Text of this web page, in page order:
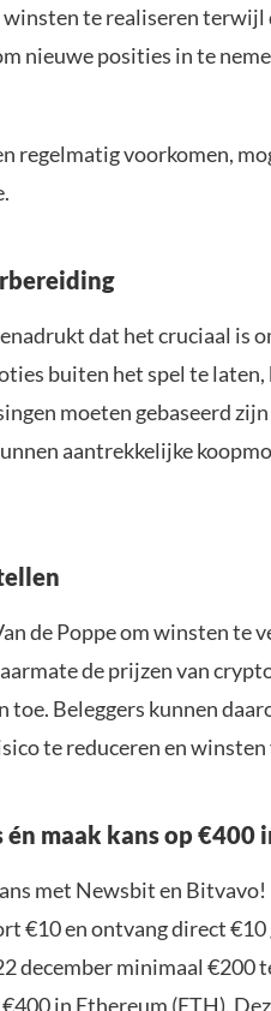
winsten te realiseren terwijl
nieuwe posities in te
regelmatig voorkomen,
dat het cruciaal is
buiten het spel te
moeten gebaseerd
aantrekkelijke
de Poppe om winsten te
de prijzen van
toe. Beleggers kunnen
te reduceren en
maak kans op €400
met Newsbit en Bitvavo!
€10 en ontvang direct
december minimaal €200
in Ethereum (ETH).